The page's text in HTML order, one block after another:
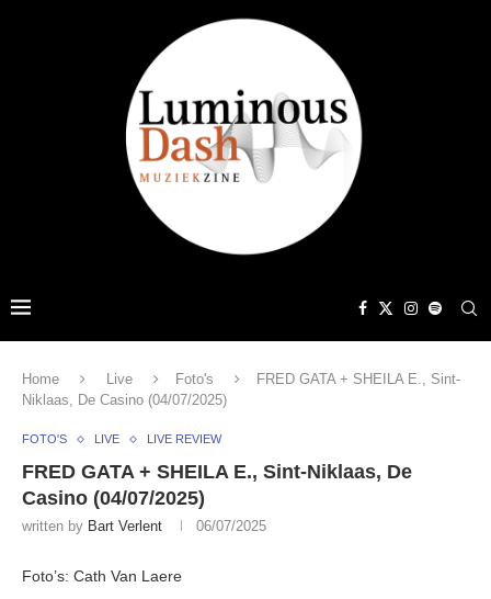
Home Live Foto's
FRED GATA + SHEILA E., Sint-
Niklaas, De Casino (04/07/2025)
FOTO'S LIVE LIVE REVIEW
FRED GATA + SHEILA E., Sint-Niklaas, De
Casino (04/07/2025)
written by Bart Verlent 06/07/2025
Foto’s: Cath Van Laere